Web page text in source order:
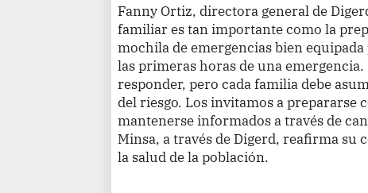
Fanny Ortiz, directora general de
familiar es tan importante como la
mochila de emergencias bien
las primeras horas de una
responder, pero cada familia debe
del riesgo. Los invitamos a prepararse
mantenerse informados a través de
Minsa, a través de Digerd, reafirma
la salud de la población.